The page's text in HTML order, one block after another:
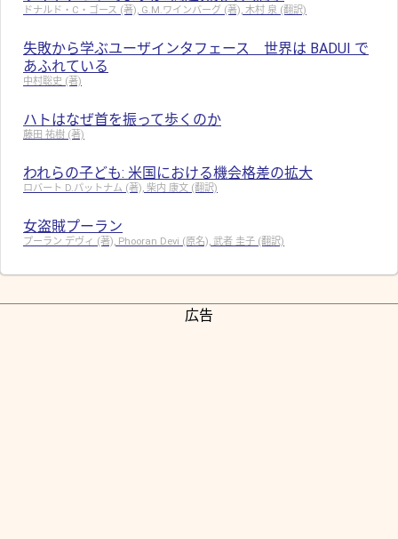
ドナルド・C・ゴース (著), G.M.ワインバーグ (著), 木村 泉 (翻訳)
失敗から学ぶユーザインタフェース 世界は BADUI で
あふれている
中村聡史 (著)
ハトはなぜ首を振って歩くのか
藤田 祐樹 (著)
われらの子ども: 米国における機会格差の拡大
ロバート D.パットナム (著), 柴内 康文 (翻訳)
女盗賊プーラン
プーラン デヴィ (著), Phooran Devi (原名), 武者 圭子 (翻訳)
広告